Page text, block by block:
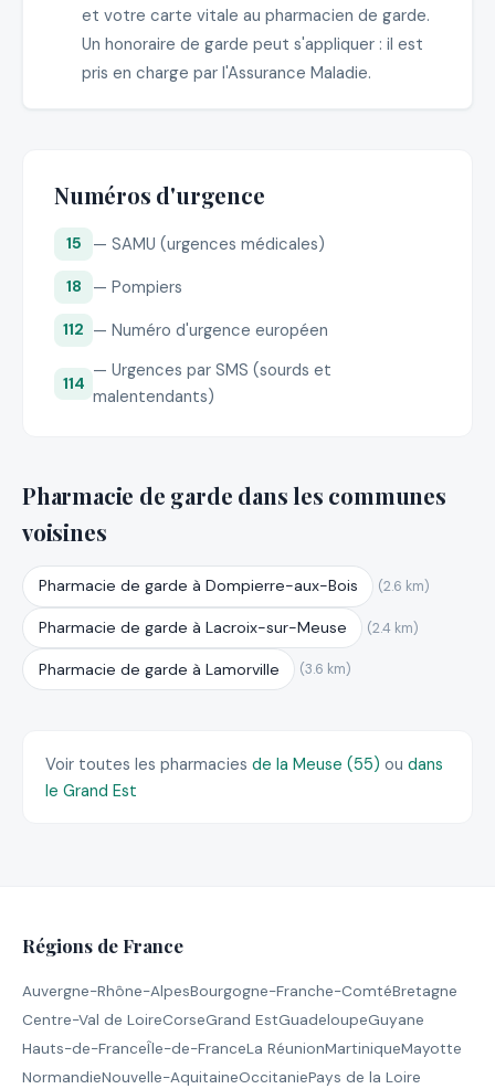
et votre carte vitale au pharmacien de garde.
Un honoraire de garde peut s'appliquer : il est
pris en charge par l'Assurance Maladie.
Numéros d'urgence
15 — SAMU (urgences médicales)
18 — Pompiers
112 — Numéro d'urgence européen
114
— Urgences par SMS (sourds et
malentendants)
Pharmacie de garde dans les communes
voisines
Pharmacie de garde à Dompierre-aux-Bois (2.6 km)
Pharmacie de garde à Lacroix-sur-Meuse (2.4 km)
Pharmacie de garde à Lamorville (3.6 km)
Voir toutes les pharmacies de la Meuse (55) ou dans
le Grand Est
Régions de France
Auvergne-Rhône-AlpesBourgogne-Franche-ComtéBretagne
Centre-Val de LoireCorseGrand EstGuadeloupeGuyane
Hauts-de-FranceÎle-de-FranceLa RéunionMartiniqueMayotte
NormandieNouvelle-AquitaineOccitaniePays de la Loire